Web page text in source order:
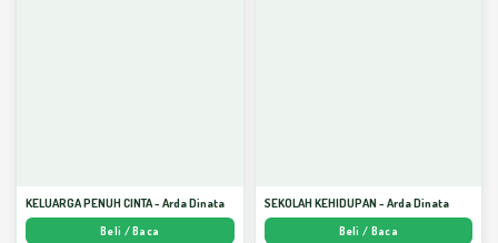
KELUARGA PENUH CINTA - Arda Dinata
Beli / Baca
SEKOLAH KEHIDUPAN - Arda Dinata
Beli / Baca